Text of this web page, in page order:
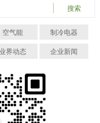
搜索
空气能
制冷电器
业界动态 企业新闻